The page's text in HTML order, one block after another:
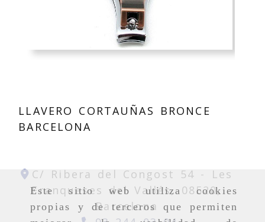
Este sitio web utiliza cookies
propias y de terceros que permiten
LLAVERO CORTAUÑAS BRONCE
BARCELONA
C/ Ribera del Congost 54 -
Les
Franqueses del Vallés, 08520,
Barcelona